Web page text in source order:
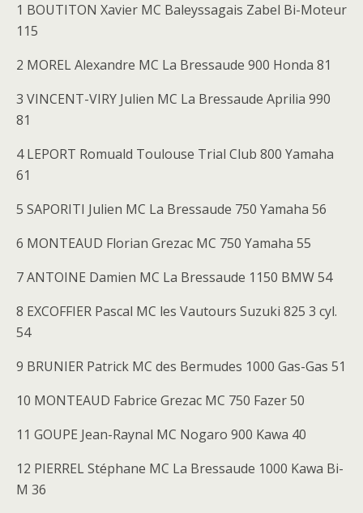
1 BOUTITON Xavier MC Baleyssagais Zabel Bi-Moteur
115
2 MOREL Alexandre MC La Bressaude 900 Honda 81
3 VINCENT-VIRY Julien MC La Bressaude Aprilia 990
81
4 LEPORT Romuald Toulouse Trial Club 800 Yamaha
61
5 SAPORITI Julien MC La Bressaude 750 Yamaha 56
6 MONTEAUD Florian Grezac MC 750 Yamaha 55
7 ANTOINE Damien MC La Bressaude 1150 BMW 54
8 EXCOFFIER Pascal MC les Vautours Suzuki 825 3 cyl.
54
9 BRUNIER Patrick MC des Bermudes 1000 Gas-Gas 51
10 MONTEAUD Fabrice Grezac MC 750 Fazer 50
11 GOUPE Jean-Raynal MC Nogaro 900 Kawa 40
12 PIERREL Stéphane MC La Bressaude 1000 Kawa Bi-
M 36